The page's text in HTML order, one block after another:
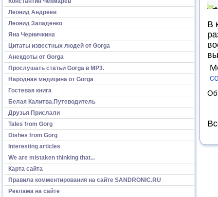
Леонид Андреев
Леонид Западенко
Яна Черничкина
Цитаты известных людей от Gorga
Анекдоты от Gorga
Прослушать статьи Gorga в МР3.
Народная медицина от Gorga
Гостевая книга
Белая Калитва.Путеводитель
Друзья Прислали
Tales from Gorg
Dishes from Gorg
Interesting articles
We are mistaken thinking that...
Карта сайта
Правила комментирования на сайте SANDRONIC.RU
Реклама на сайте
В